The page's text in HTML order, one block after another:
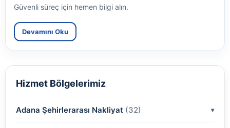
Güvenli süreç için hemen bilgi alın.
Devamını Oku
Hizmet Bölgelerimiz
Adana Şehirlerarası Nakliyat (32)